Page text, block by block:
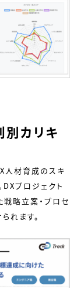
カリキ
人材育成のスキ
DXプロジェクト
略立案・プロセ
れます。